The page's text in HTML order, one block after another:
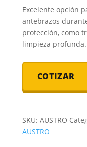
Excelente opción
antebrazos
protección, como
limpieza profunda.
COTIZAR
SKU: AUSTRO
AUSTRO